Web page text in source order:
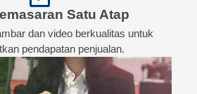
Satu Atap
dan video berkualitas untuk
pendapatan penjualan.